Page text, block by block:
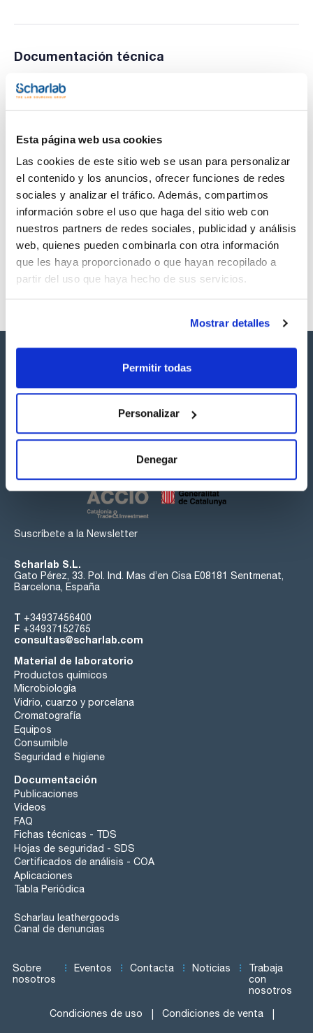
Esta página web usa cookies
Las cookies de este sitio web se usan para personalizar
el contenido y los anuncios, ofrecer funciones de redes
sociales y analizar el tráfico. Además, compartimos
información sobre el uso que haga del sitio web con
nuestros partners de redes sociales, publicidad y análisis
web, quienes pueden combinarla con otra información
que les haya proporcionado o que hayan recopilado a
partir del uso que haya hecho de sus servicios.
Mostrar detalles
Permitir todas
Personalizar
Denegar
Documentación técnica
TDS / Ficha técnica
Regístrate para
Regístrate para
descargas
productos marca Scharlau habitualmente en stock,
listos para una entrega inmediata.
Suscríbete a la Newsletter
Scharlab S.L.
Gato Pérez, 33. Pol. Ind. Mas d’en Cisa E08181 Sentmenat,
Barcelona, España
T +34937456400
F +34937152765
consultas@scharlab.com
Material de laboratorio
Productos químicos
Microbiología
Vidrio, cuarzo y porcelana
Cromatografía
Equipos
Consumible
Seguridad e higiene
Documentación
Publicaciones
Videos
FAQ
Fichas técnicas - TDS
Hojas de seguridad - SDS
Certificados de análisis - COA
Aplicaciones
Tabla Periódica
Scharlau leathergoods
Canal de denuncias
Sobre
nosotros
Eventos Contacta Noticias
Trabaja
con
nosotros
Condiciones de uso Condiciones de venta